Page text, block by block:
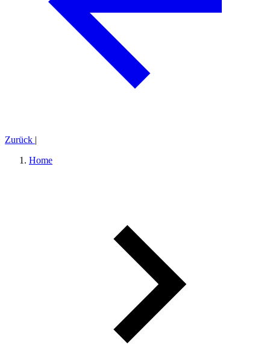
Zurück |
Home